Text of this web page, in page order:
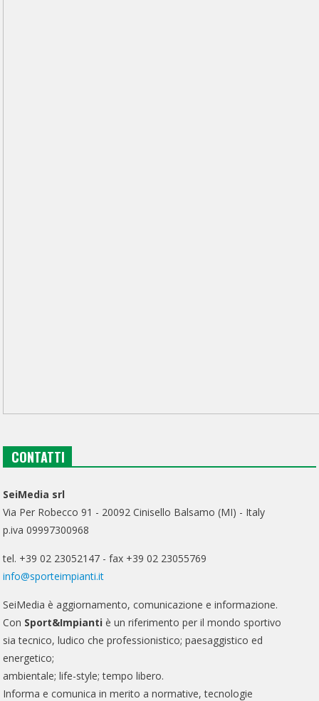
CONTATTI
SeiMedia srl
Via Per Robecco 91 - 20092 Cinisello Balsamo (MI) - Italy
p.iva 09997300968
tel. +39 02 23052147 - fax +39 02 23055769
info@sporteimpianti.it
SeiMedia è aggiornamento, comunicazione e informazione.
Con Sport&Impianti è un riferimento per il mondo sportivo
sia tecnico, ludico che professionistico; paesaggistico ed
energetico;
ambientale; life-style; tempo libero.
Informa e comunica in merito a normative, tecnologie